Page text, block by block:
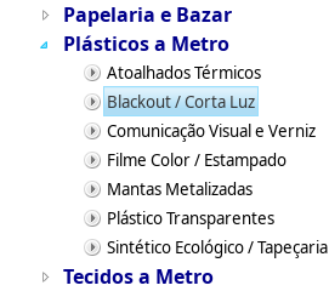
Papelaria e Bazar
Plásticos a Metro
Atoalhados Térmicos
Blackout / Corta Luz
Comunicação Visual e Verniz
Filme Color / Estampado
Mantas Metalizadas
Plástico Transparentes
Sintético Ecológico / Tapeçaria
Tecidos a Metro